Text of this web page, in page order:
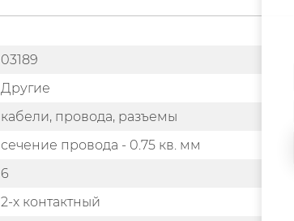
03189
Другие
кабели, провода, разъемы
сечение провода - 0.75 кв. мм
6
2-х контактный